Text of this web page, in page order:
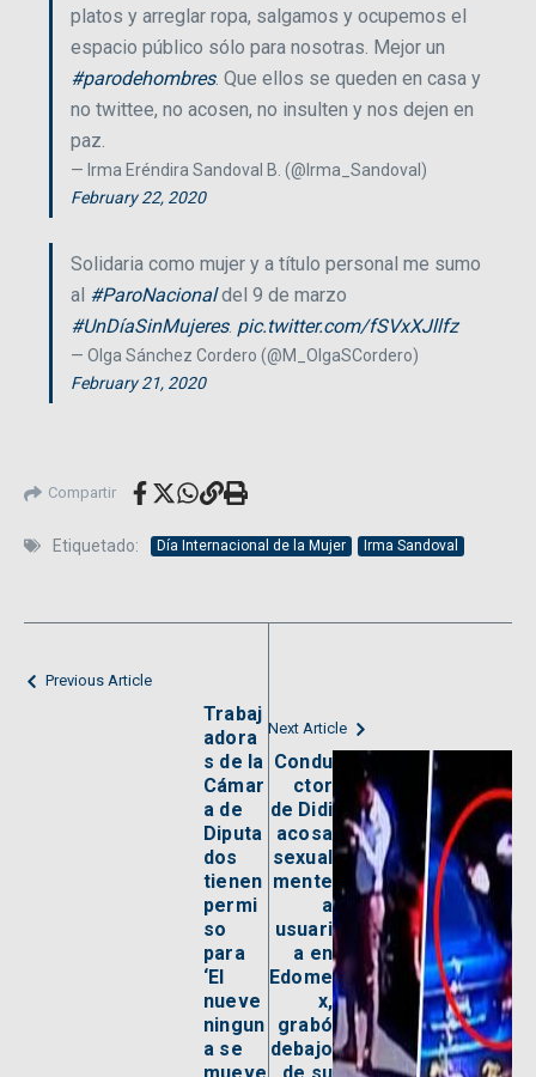
platos y arreglar ropa, salgamos y ocupemos el
espacio público sólo para nosotras. Mejor un
#parodehombres. Que ellos se queden en casa y
no twittee, no acosen, no insulten y nos dejen en
paz.
— Irma Eréndira Sandoval B. (@Irma_Sandoval)
February 22, 2020
Solidaria como mujer y a título personal me sumo
al #ParoNacionaldel 9 de marzo
#UnDíaSinMujeres. pic.twitter.com/fSVxXJllfz
— Olga Sánchez Cordero (@M_OlgaSCordero)
February 21, 2020
Compartir
Etiquetado: Día Internacional de la Mujer Irma Sandoval
Previous Article
Trabaj
adora
s de la
Cámar
a de
Diputa
dos
tienen
permi
so
para
‘El
nueve
ningun
a se
Next Article
Condu
ctor
de Didi
acosa
sexual
mente
a
usuari
a en
Edome
x,
grabó
debajo